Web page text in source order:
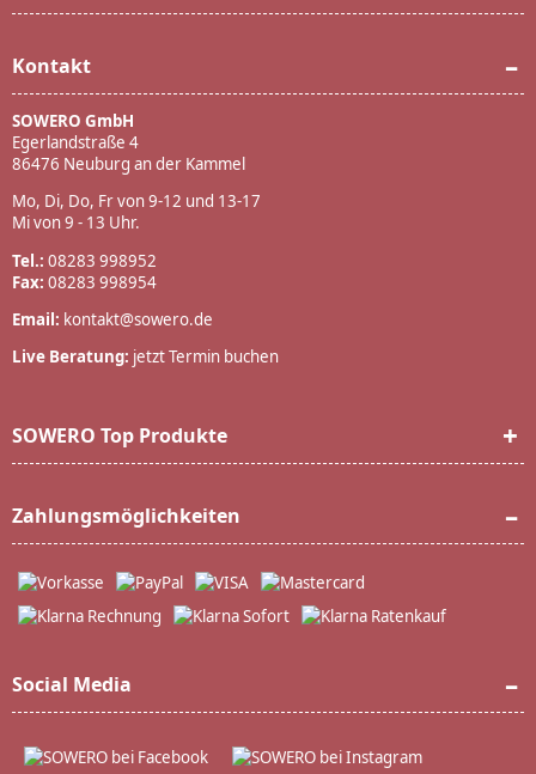
Kontakt
SOWERO GmbH
Egerlandstraße 4
86476 Neuburg an der Kammel
Mo, Di, Do, Fr von 9-12 und 13-17
Mi von 9 - 13 Uhr.
Tel.: 08283 998952
Fax: 08283 998954
Email: kontakt@sowero.de
Live Beratung: jetzt Termin buchen
SOWERO Top Produkte
Zahlungsmöglichkeiten
Social Media